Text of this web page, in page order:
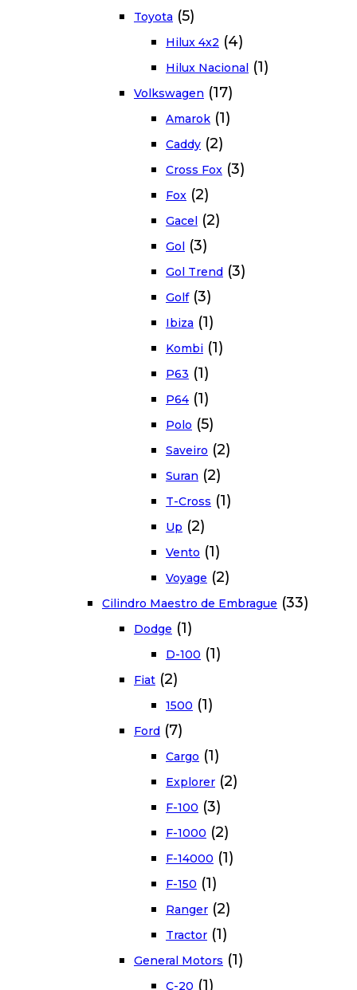
Toyota (5)
Hilux 4x2 (4)
Hilux Nacional (1)
Volkswagen (17)
Amarok (1)
Caddy (2)
Cross Fox (3)
Fox (2)
Gacel (2)
Gol (3)
Gol Trend (3)
Golf (3)
Ibiza (1)
Kombi (1)
P63 (1)
P64 (1)
Polo (5)
Saveiro (2)
Suran (2)
T-Cross (1)
Up (2)
Vento (1)
Voyage (2)
Cilindro Maestro de Embrague (33)
Dodge (1)
D-100 (1)
Fiat (2)
1500 (1)
Ford (7)
Cargo (1)
Explorer (2)
F-100 (3)
F-1000 (2)
F-14000 (1)
F-150 (1)
Ranger (2)
Tractor (1)
General Motors (1)
C-20 (1)